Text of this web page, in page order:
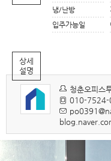
냉/난방
입주가능일
상세
설명
청춘오피스
010-7524-